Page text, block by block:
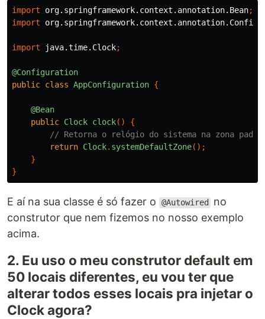
import org.springframework.context.annotation.Bean;
import
import java.time.Clock;
@Configuration
public class AppConfiguration {
@Bean
public Clock clock()
{
// Retorna o relógio do sistema na zona
return Clock. systemDefaultZone();
}
}
E aí na sua classe é só fazer o @Autowired
no
construtor que nem fizemos no nosso exemplo
acima.
2. Eu uso o meu construtor default em
50 locais diferentes, eu vou ter que
alterar todos esses locais pra injetar o
Clock agora?